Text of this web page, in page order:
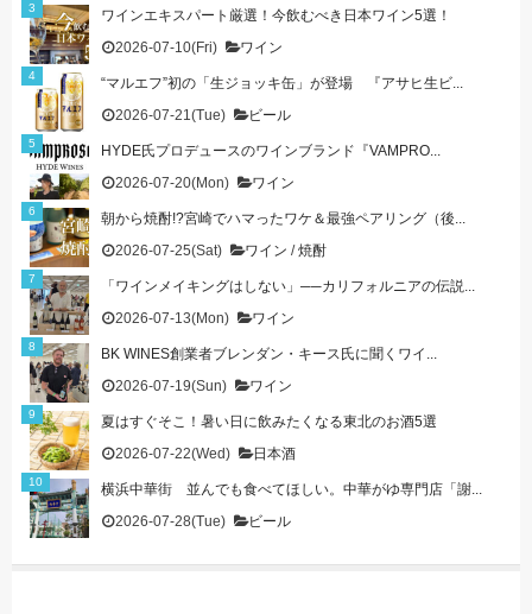
ワインエキスパート厳選！今飲むべき日本ワイン5選！
2026-07-10(Fri)
ワイン
“マルエフ”初の「生ジョッキ缶」が登場 『アサヒ生ビ...
2026-07-21(Tue)
ビール
HYDE氏プロデュースのワインブランド『VAMPRO...
2026-07-20(Mon)
ワイン
朝から焼酎!?宮崎でハマったワケ＆最強ペアリング（後...
2026-07-25(Sat)
ワイン /焼酎
「ワインメイキングはしない」──カリフォルニアの伝説...
2026-07-13(Mon)
ワイン
BK WINES創業者ブレンダン・キース氏に聞くワイ...
2026-07-19(Sun)
ワイン
夏はすぐそこ！暑い日に飲みたくなる東北のお酒5選
2026-07-22(Wed)
日本酒
横浜中華街 並んでも食べてほしい。中華がゆ専門店「謝...
2026-07-28(Tue)
ビール